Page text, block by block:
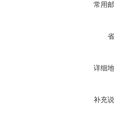
常用
详细
补充